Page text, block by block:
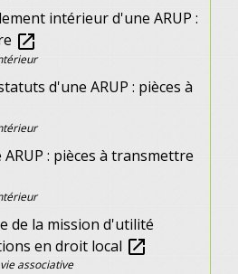
intérieur d'une ARUP :
open_in_new
d'une ARUP : pièces à
: pièces à transmettre
de la mission d'utilité
en droit local open_in_new
associative